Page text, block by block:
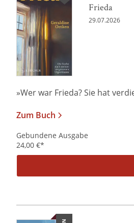
Frieda
29.07.2026
»Wer war Frieda? Sie hat
Zum Buch
Gebundene Ausgabe
24,00 €*